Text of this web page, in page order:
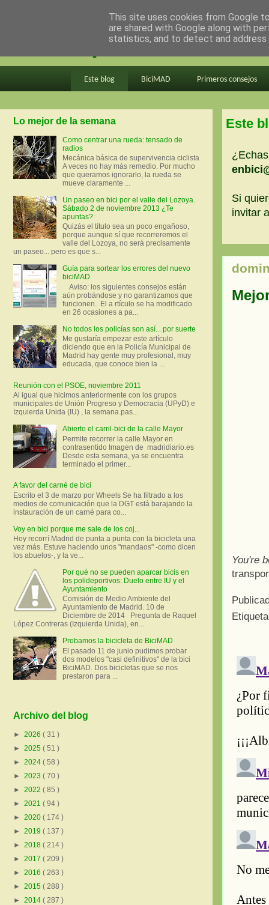
en bici por madrid
Este blog BiciMAD Primeros consejos
Este
Si
invitar
You're
Lo mejor de la semana
Como centrar una rueda: tensado de
radios
Mecánica básica de supervivencia ciclista
A veces no hay más remedio. Por mucho
que queramos ignorarlo, la rueda se
mueve claramente ...
Un paseo en bici por el valle del Lozoya.
Sábado 2 de noviembre 2013 ¿Te
apuntas?
Quizás el título sea un poco engañoso,
porque aunque sí que recorreremos el
valle del Lozoya, no será precisamente
un paseo... pero es que s...
Guía para sortear los errores del nuevo
biciMAD
Aviso: los siguientes consejos están
aún probándose y no garantizamos que
funcionen. El a rtículo se ha modificado
en 26 ocasiones a pa...
No todos los policías son así... por suerte
Me gustaría empezar este artículo
diciendo que en la Policía Municipal de
Madrid hay gente muy profesional, muy
educada, que conoce bien la ...
Reunión con el PSOE, noviembre 2011
Al igual que hicimos anteriormente con los grupos
municipales de Unión Progreso y Democracia (UPyD) e
Izquierda Unida (IU) , la semana pas...
Abierto el carril-bici de la calle Mayor
Permite recorrer la calle Mayor en
contrasentido Imagen de madridiario.es
Desde esta semana, ya se encuentra
terminado el primer...
A favor del carné de bici
Escrito el 3 de marzo por Wheels Se ha filtrado a los
medios de comunicación que la DGT está barajando la
instauración de un carné para co...
Voy en bici porque me sale de los coj...
Hoy recorrí Madrid de punta a punta con la bicicleta una
vez más. Estuve haciendo unos "mandaos" -como dicen
los abuelos-, y la ve...
Por qué no se pueden aparcar bicis en
los polideportivos: Duelo entre IU y el
Ayuntamiento
Comisión de Medio Ambiente del
Ayuntamiento de Madrid. 10 de
Diciembre de 2014 Pregunta de Raquel
López Contreras (Izquierda Unida), en...
Probamos la bicicleta de BiciMAD
El pasado 11 de junio pudimos probar
dos modelos "casi definitivos" de la bici
BiciMAD. Dos bicicletas que se nos
prestaron para ...
Archivo del blog
► 2026 ( 31 )
► 2025 ( 51 )
► 2024 ( 58 )
► 2023 ( 70 )
► 2022 ( 85 )
► 2021 ( 94 )
► 2020 ( 174 )
► 2019 ( 137 )
► 2018 ( 214 )
► 2017 ( 209 )
► 2016 ( 263 )
► 2015 ( 288 )
► 2014 ( 287 )
This site uses cookies from Google
are shared with Google along with
statistics, and to detect and address